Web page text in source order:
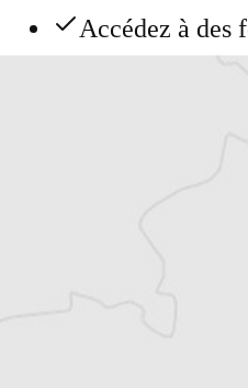
Accédez à des